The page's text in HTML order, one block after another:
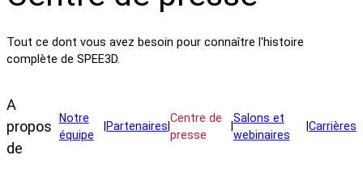
Tout ce dont vous avez besoin pour connaître l'histoire
complète de SPEE3D.
A
propos
de
Notre
équipe
Partenaires
Centre de
presse
|
Salons et
webinaires
Carrières